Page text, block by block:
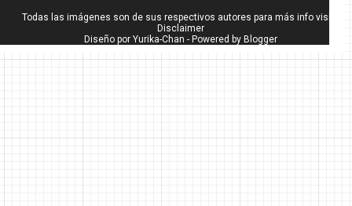
Todas las imágenes son de sus respectivos autores para más info visita
Disclaimer
Diseño por Yurika-Chan - Powered by Blogger